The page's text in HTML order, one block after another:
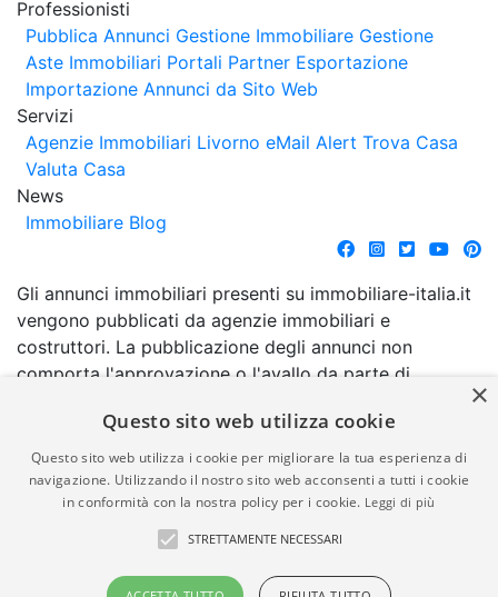
Professionisti
Pubblica Annunci Gestione Immobiliare Gestione
Aste Immobiliari Portali Partner Esportazione
Importazione Annunci da Sito Web
Servizi
Agenzie Immobiliari Livorno eMail Alert Trova Casa
Valuta Casa
News
Immobiliare Blog
Gli annunci immobiliari presenti su immobiliare-italia.it
vengono pubblicati da agenzie immobiliari e
costruttori. La pubblicazione degli annunci non
comporta l'approvazione o l'avallo da parte di
garanzia da parte di quest'ultima. immobiliare-italia.it
quindi non è responsabile della veridicità, della
correttezza, della completezza, della normativa in
materia di privacy e/o di alcun altro aspetto dei
suddetti annunci.
© Copyright 2007 - 2026
Powered by
×
Questo sito web utilizza cookie
Questo sito web utilizza i cookie per migliorare la tua esperienza di
navigazione. Utilizzando il nostro sito web acconsenti a tutti i cookie
in conformità con la nostra policy per i cookie. Leggi di più
STRETTAMENTE NECESSARI